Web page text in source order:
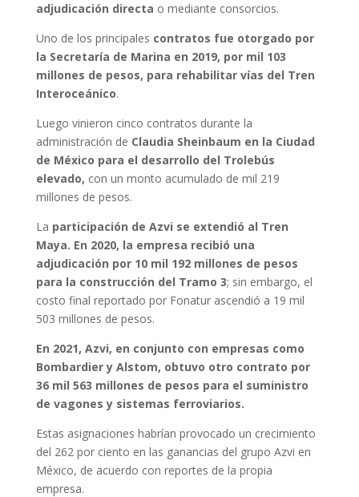
adjudicación directa o mediante consorcios.
Uno de los principales contratos fue otorgado por
la Secretaría de Marina en 2019, por mil 103
millones de pesos, para rehabilitar vías del Tren
Interoceánico.
Luego vinieron cinco contratos durante la
administración de Claudia Sheinbaum en la Ciudad
de México para el desarrollo del Trolebús
elevado, con un monto acumulado de mil 219
millones de pesos.
La participación de Azvi se extendió al Tren
Maya. En 2020, la empresa recibió una
adjudicación por 10 mil 192 millones de pesos
para la construcción del Tramo 3; sin embargo, el
costo final reportado por Fonatur ascendió a 19 mil
503 millones de pesos.
En 2021, Azvi, en conjunto con empresas como
Bombardier y Alstom, obtuvo otro contrato por
36 mil 563 millones de pesos para el suministro
de vagones y sistemas ferroviarios.
Estas asignaciones habrían provocado un crecimiento
del 262 por ciento en las ganancias del grupo Azvi en
México, de acuerdo con reportes de la propia
empresa.